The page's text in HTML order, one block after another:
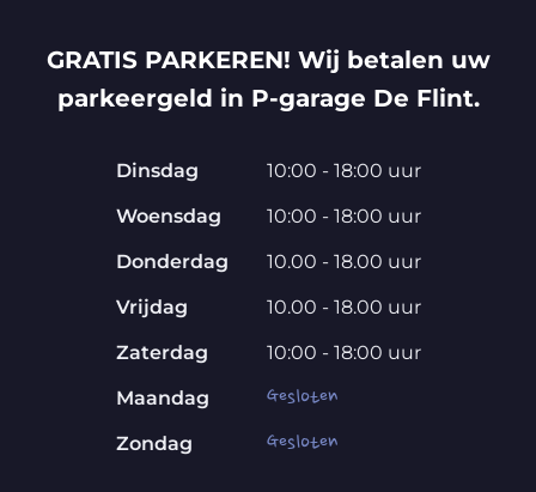
GRATIS PARKEREN! Wij betalen uw
parkeergeld in P-garage De Flint.
Dinsdag
10:00 - 18:00 uur
Woensdag
10:00 - 18:00 uur
Donderdag
10.00 - 18.00 uur
Vrijdag
10.00 - 18.00 uur
Zaterdag
10:00 - 18:00 uur
Maandag
Gesloten
Zondag Gesloten